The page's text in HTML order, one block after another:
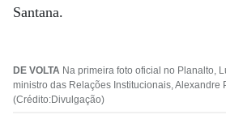
Santana.
DE VOLTA Na primeira foto oficial no Planalto,
ministro das Relações Institucionais, Alexandre
(Crédito:Divulgação)